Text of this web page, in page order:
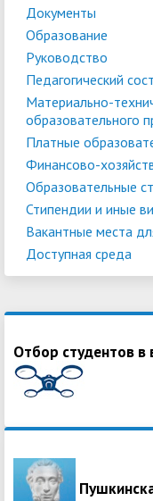
Документы
Образование
Руководство
Педагогический
Материально-
образовательного
Платные
Финансово-
Образовательные
Стипендии и иные
Вакантные места
Доступная среда
Отбор студентов в